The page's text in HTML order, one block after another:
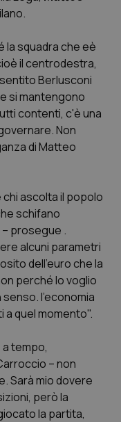
la squadra che eè
il centrodestra,
Berlusconi
si mantengono
contenti, c'è una
Non
di Matteo
ascolta il popolo
schifano
prosegue .
alcuni parametri
dell'euro che la
perché lo voglio
l'economia
a quel momento".
tempo,
– non
Sarà mio dovere
però la
la partita,